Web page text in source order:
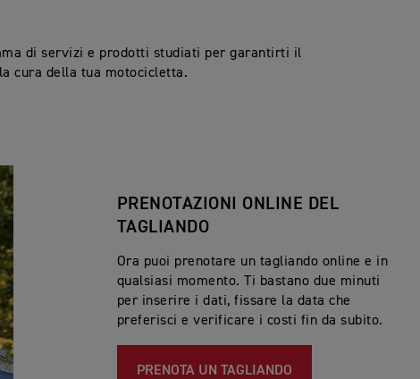
di servizi e prodotti studiati per garantirti il
cura della tua motocicletta.
PRENOTAZIONI ONLINE DEL
TAGLIANDO
Ora puoi prenotare un tagliando online e in
qualsiasi momento. Ti bastano due minuti
per inserire i dati, fissare la data che
preferisci e verificare i costi fin da subito.
PRENOTA UN TAGLIANDO